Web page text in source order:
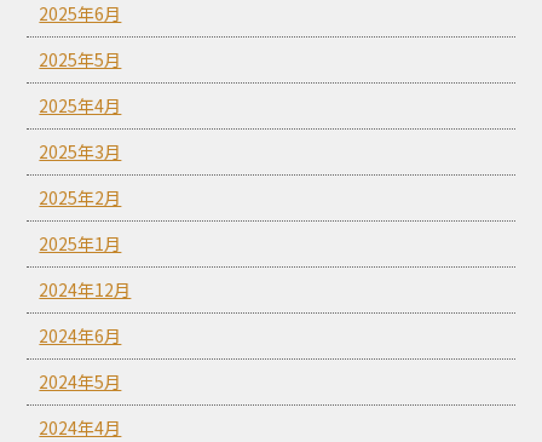
2025年6月
2025年5月
2025年4月
2025年3月
2025年2月
2025年1月
2024年12月
2024年6月
2024年5月
2024年4月